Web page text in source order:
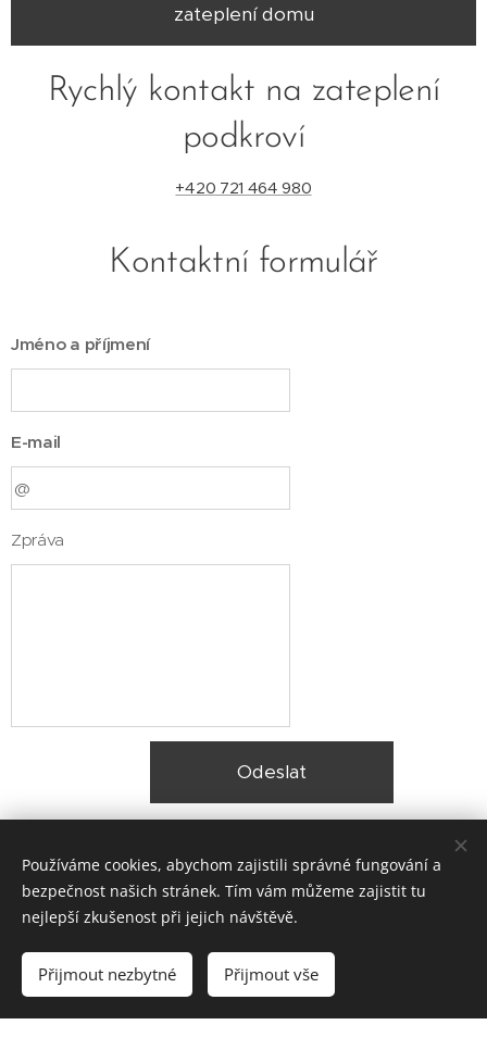
zateplení domu
Rychlý kontakt na zateplení
podkroví
+420 721 464 980
Kontaktní formulář
Jméno a příjmení
E-mail
Zpráva
Odeslat
© 2025 Zateplení fasády Praha |Lokality
Vytvořeno službou Webnode
Používáme cookies, abychom zajistili správné fungování a
bezpečnost našich stránek. Tím vám můžeme zajistit tu
nejlepší zkušenost při jejich návštěvě.
Přijmout nezbytné Přijmout vše